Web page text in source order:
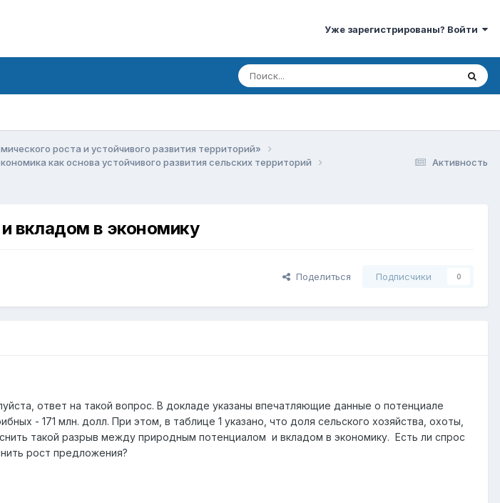
Уже зарегистрированы? Войти
Активность
роста и устойчивого развития территорий»
как основа устойчивого развития сельских территорий
вкладом в экономику
Поделиться Подписчики 0
ответ на такой вопрос. В докладе указаны впечатляющие данные о потенциале
- 171 млн. долл. При этом, в таблице 1 указано, что доля сельского хозяйства, охоты,
такой разрыв между природным потенциалом и вкладом в экономику. Есть ли спрос
рост предложения?